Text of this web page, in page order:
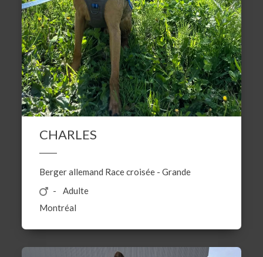
CHARLES
Berger allemand Race croisée -Grande
Adulte
Montréal